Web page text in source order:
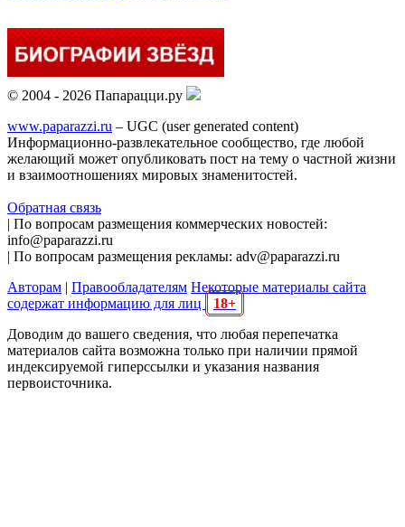
© 2004 - 2026 Папарацци.ру
www.paparazzi.ru – UGC (user generated content)
Информационно-развлекательное сообщество, где любой
желающий может опубликовать пост на тему о частной жизни
и взаимоотношениях мировых знаменитостей.
Обратная связь
| По вопросам размещения коммерческих новостей:
info@paparazzi.ru
| По вопросам размещения рекламы: adv@paparazzi.ru
Авторам | Правообладателям Некоторые материалы сайта
содержат информацию для лиц
18+
Доводим до вашего сведения, что любая перепечатка
материалов сайта возможна только при наличии прямой
индексируемой гиперссылки и указания названия
первоисточника.